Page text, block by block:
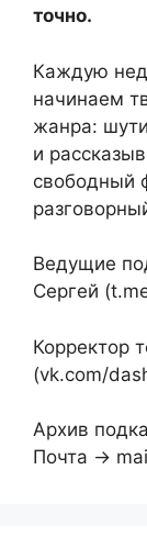
точно.
Каждую
начинаем
жанра:
и
свободный
Ведущие
Сергей
Корректор
(vk.com/
Архив
Почта →